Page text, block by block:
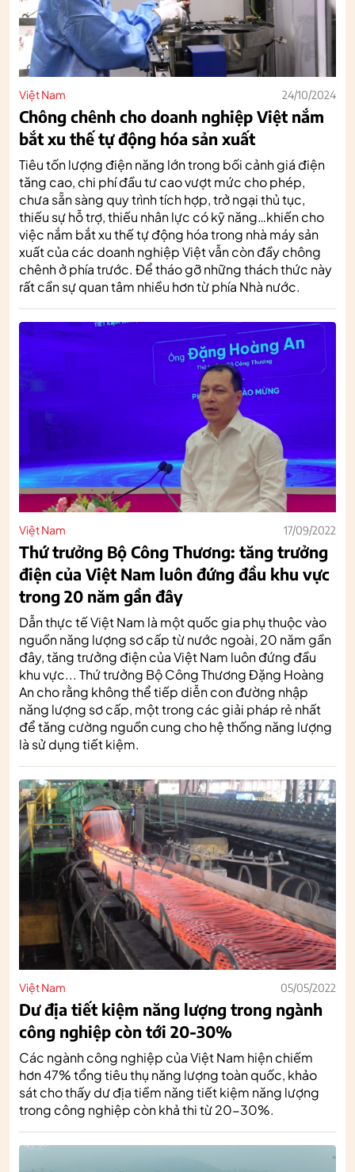
Việt Nam 24/10/2024
Chông chênh cho doanh nghiệp Việt nắm
bắt xu thế tự động hóa sản xuất
Tiêu tốn lượng điện năng lớn trong bối cảnh giá điện
tăng cao, chi phí đầu tư cao vượt mức cho phép,
chưa sẵn sàng quy trình tích hợp, trở ngại thủ tục,
thiếu sự hỗ trợ, thiếu nhân lực có kỹ năng…khiến cho
việc nắm bắt xu thế tự động hóa trong nhà máy sản
xuất của các doanh nghiệp Việt vẫn còn đầy chông
chênh ở phía trước. Để tháo gỡ những thách thức này
rất cần sự quan tâm nhiều hơn từ phía Nhà nước.
Việt Nam 17/09/2022
Thứ trưởng Bộ Công Thương: tăng trưởng
điện của Việt Nam luôn đứng đầu khu vực
trong 20 năm gần đây
Dẫn thực tế Việt Nam là một quốc gia phụ thuộc vào
nguồn năng lượng sơ cấp từ nước ngoài, 20 năm gần
đây, tăng trưởng điện của Việt Nam luôn đứng đầu
khu vực... Thứ trưởng Bộ Công Thương Đặng Hoàng
An cho rằng không thể tiếp diễn con đường nhập
năng lượng sơ cấp, một trong các giải pháp rẻ nhất
để tăng cường nguồn cung cho hệ thống năng lượng
là sử dụng tiết kiệm.
Việt Nam 05/05/2022
Dư địa tiết kiệm năng lượng trong ngành
công nghiệp còn tới 20-30%
Các ngành công nghiệp của Việt Nam hiện chiếm
hơn 47% tổng tiêu thụ năng lượng toàn quốc, khảo
sát cho thấy dư địa tiềm năng tiết kiệm năng lượng
trong công nghiệp còn khả thi từ 20-30%.